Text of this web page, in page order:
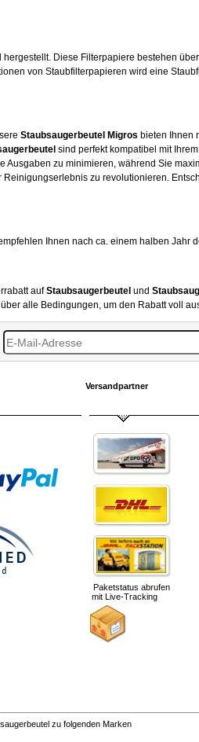
Diese Filterpapiere bestehen
von Staubfilterpapieren wird eine
Staubsaugerbeutel Migros bieten Ihnen
sind perfekt kompatibel mit
zu minimieren, während Sie
zu revolutionieren.
Ihnen nach ca. einem halben Jahr
aufStaubsaugerbeutel und
alle Bedingungen, um den Rabatt voll
Versandpartner
Paketstatus abrufen
mit Live-Tracking
zu folgenden Marken